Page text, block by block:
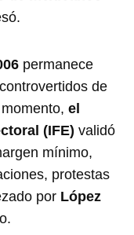
permanece
de
momento,el
(IFE) validó
mínimo,
protestas
por López